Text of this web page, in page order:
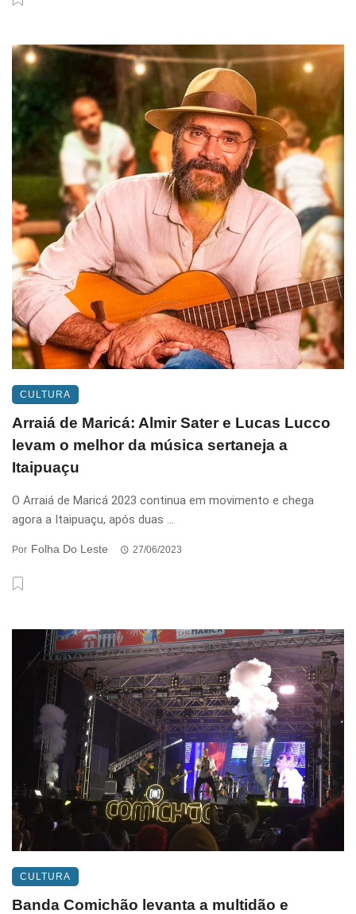
CULTURA
Arraiá de Maricá: Almir Sater e Lucas Lucco
levam o melhor da música sertaneja a
Itaipuaçu
O Arraiá de Maricá 2023 continua em movimento e chega
agora a Itaipuaçu, após duas ...
Por Folha Do Leste 27/06/2023
CULTURA
Banda Comichão levanta a multidão e